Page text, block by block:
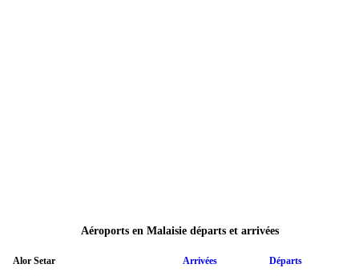
Aéroports en Malaisie départs et arrivées
Alor Setar Arrivées Départs